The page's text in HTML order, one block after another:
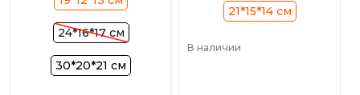
24*16*17 см
30*20*21 см
21*15*14 см
В наличии